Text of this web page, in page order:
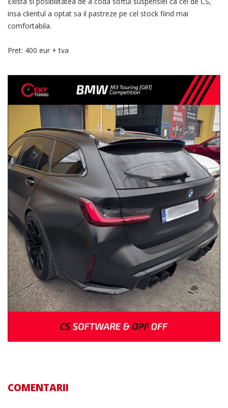
insa clientul a optat sa il pastreze pe cel stock fiind mai
comfortabila.
Pret: 400 eur + tva
COMENTARII